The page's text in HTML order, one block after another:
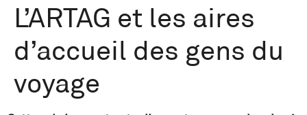
L’ARTAG et les aires
d’accueil des gens du
voyage